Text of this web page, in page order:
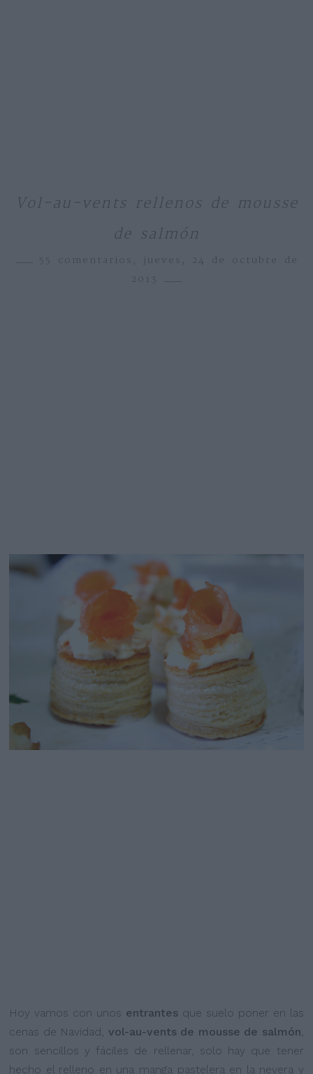
Vol-au-vents rellenos de mousse
de salmón
55 comentarios,
jueves, 24 de octubre de
2013
Hoy vamos con unos entrantes que suelo poner en las
cenas de Navidad, vol-au-vents de mousse de salmón,
son sencillos y fáciles de rellenar, solo hay que tener
hecho el relleno en una manga pastelera en la nevera y